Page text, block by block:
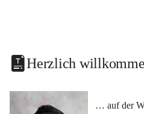
Herzlich
… auf der